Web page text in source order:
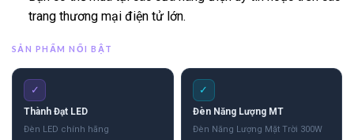
trang thương mại điện tử lớn.
SẢN PHẨM NỔI BẬT
✓
Thành Đạt LED
Đèn LED chính hãng
✓
Đèn Năng Lượng MT
Đèn Năng Lượng Mặt Trời 300W